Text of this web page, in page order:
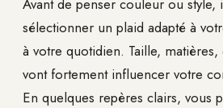
sélectionner un plaid adapté à
à votre quotidien. Taille,
vont fortement influencer votre
En quelques repères clairs, vous